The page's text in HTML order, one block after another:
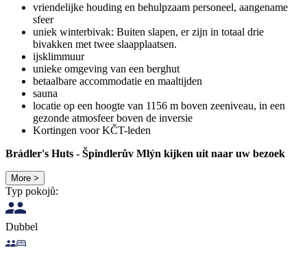
vriendelijke houding en behulpzaam personeel, aangename
sfeer
uniek winterbivak: Buiten slapen, er zijn in totaal drie
bivakken met twee slaapplaatsen.
ijsklimmuur
unieke omgeving van een berghut
betaalbare accommodatie en maaltijden
sauna
locatie op een hoogte van 1156 m boven zeeniveau, in een
gezonde atmosfeer boven de inversie
Kortingen voor KČT-leden
Brádler's Huts - Špindlerův Mlýn kijken uit naar uw bezoek
More >
Typ pokojů:
Dubbel